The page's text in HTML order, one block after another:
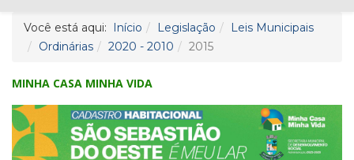
Você está aqui: Início Legislação
Leis Municipais
Ordinárias
2020 - 2010 2015
MINHA CASA MINHA VIDA